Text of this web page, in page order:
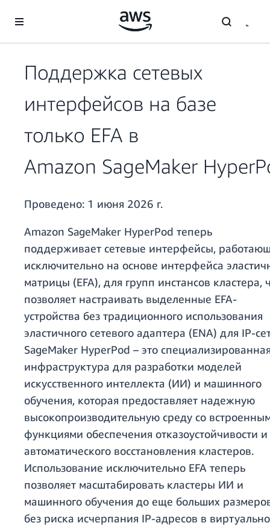
Перейти к главному контенту
Поддержка сетевых
интерфейсов на базе
только EFA в
Amazon SageMaker
Проведено: 1 июня 2026 г.
Amazon SageMaker HyperPod теперь
поддерживает сетевые интерфейсы,
исключительно на основе интерфейса
матрицы (EFA), для групп инстансов кластера,
позволяет настраивать выделенные EFA-
устройства без традиционного использования
эластичного сетевого адаптера (ENA) для IP-
SageMaker HyperPod – это
инфраструктура для разработки моделей
искусственного интеллекта (ИИ) и машинного
обучения, которая предоставляет надежную
высокопроизводительную среду со
функциями обеспечения отказоустойчивости и
автоматического восстановления кластеров.
Использование исключительно EFA теперь
позволяет масштабировать кластеры ИИ и
машинного обучения до еще больших
без риска исчерпания IP-адресов в